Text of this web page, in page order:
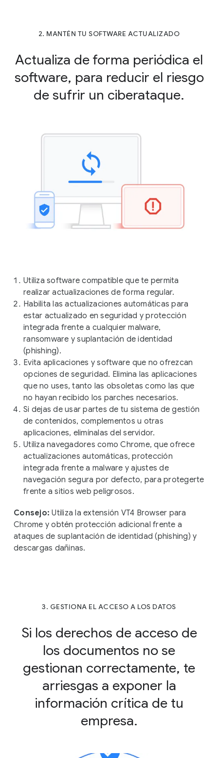
2. MANTÉN TU SOFTWARE ACTUALIZADO
Actualiza de forma periódica el
software, para reducir el riesgo
de sufrir un ciberataque.
Utiliza software compatible que te permita
realizar actualizaciones de forma regular.
Habilita las actualizaciones automáticas para
estar actualizado en seguridad y protección
integrada frente a cualquier malware,
ransomware y suplantación de identidad
(phishing).
Evita aplicaciones y software que no ofrezcan
opciones de seguridad. Elimina las aplicaciones
que no uses, tanto las obsoletas como las que
no hayan recibido los parches necesarios.
Si dejas de usar partes de tu sistema de gestión
de contenidos, complementos u otras
aplicaciones, elimínalas del servidor.
Utiliza navegadores como Chrome, que ofrece
actualizaciones automáticas, protección
integrada frente a malware y ajustes de
navegación segura por defecto, para protegerte
frente a sitios web peligrosos.
Consejo: Utiliza la extensión VT4 Browser para
Chrome y obtén protección adicional frente a
ataques de suplantación de identidad (phishing) y
descargas dañinas.
3. GESTIONA EL ACCESO A LOS DATOS
Si los derechos de acceso de
los documentos no se
gestionan correctamente, te
arriesgas a exponer la
información crítica de tu
empresa.